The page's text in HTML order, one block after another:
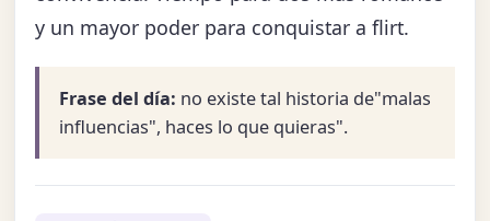
y un mayor poder para conquistar a flirt.
Frase del día: no existe tal historia de"malas
influencias", haces lo que quieras".